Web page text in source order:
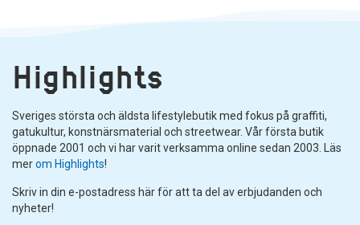
Highlights
Sveriges största och äldsta lifestylebutik med fokus på graffiti,
gatukultur, konstnärsmaterial och streetwear. Vår första butik
öppnade 2001 och vi har varit verksamma online sedan 2003. Läs
merom Highlights!
Skriv in din e-postadress här för att ta del av erbjudanden och
nyheter!